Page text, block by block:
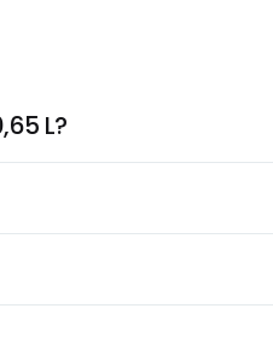
L?